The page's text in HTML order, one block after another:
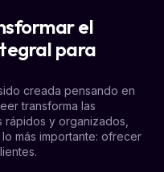
el
para
creada pensando en
transforma las
y organizados,
más importante: ofrecer